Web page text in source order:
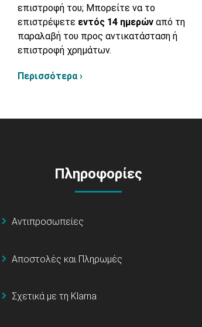
επιστροφή του; Μπορείτε να το
επιστρέψετε εντός 14 ημερών από τη
παραλαβή του προς αντικατάσταση ή
επιστροφή χρημάτων.
Περισσότερα ›
Πληροφορίες
Αντιπροσωπείες
Αποστολές και Πληρωμές
Σχετικά με τη Klarna